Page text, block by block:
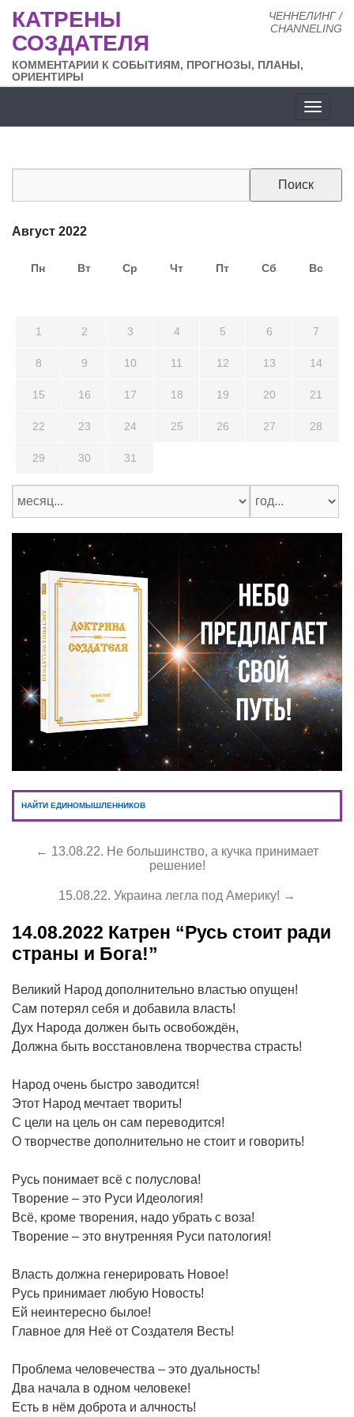
ЧЕННЕЛИНГ /
CHANNELING
КАТРЕНЫ
СОЗДАТЕЛЯ
КОММЕНТАРИИ К СОБЫТИЯМ, ПРОГНОЗЫ, ПЛАНЫ,
ОРИЕНТИРЫ
сайта
Август 2022
Пн Вт Ср Чт Пт Сб Вс
1 2 3 4 5 6 7
8 9 10 11 12 13 14
15 16 17 18 19 20 21
22 23 24 25 26 27 28
29 30 31
НАЙТИ ЕДИНОМЫШЛЕННИКОВ
← 13.08.22. Не большинство, а кучка принимает
решение!
15.08.22. Украина легла под Америку! →
14.08.2022 Катрен “Русь стоит ради
страны и Бога!”
Великий Народ дополнительно властью опущен!
Сам потерял себя и добавила власть!
Дух Народа должен быть освобождён,
Должна быть восстановлена творчества страсть!
Народ очень быстро заводится!
Этот Народ мечтает творить!
С цели на цель он сам переводится!
О творчестве дополнительно не стоит и говорить!
Русь понимает всё с полуслова!
Творение – это Руси Идеология!
Всё, кроме творения, надо убрать с воза!
Творение – это внутренняя Руси патология!
Власть должна генерировать Новое!
Русь принимает любую Новость!
Ей неинтересно былое!
Главное для Неё от Создателя Весть!
Проблема человечества – это дуальность!
Два начала в одном человеке!
Есть в нём доброта и алчность!